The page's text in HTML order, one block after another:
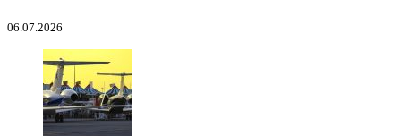
06.07.2026